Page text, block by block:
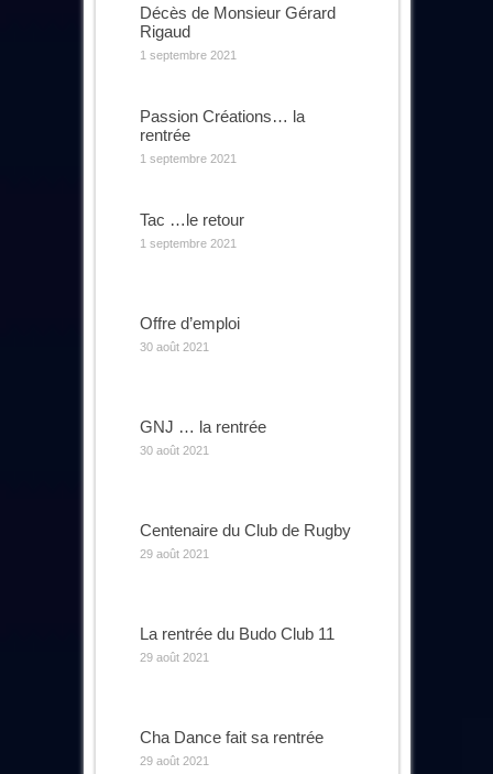
Décès de Monsieur Gérard
Rigaud
1 septembre 2021
Passion Créations… la
rentrée
1 septembre 2021
Tac …le retour
1 septembre 2021
Offre d’emploi
30 août 2021
GNJ … la rentrée
30 août 2021
Centenaire du Club de Rugby
29 août 2021
La rentrée du Budo Club 11
29 août 2021
Cha Dance fait sa rentrée
29 août 2021